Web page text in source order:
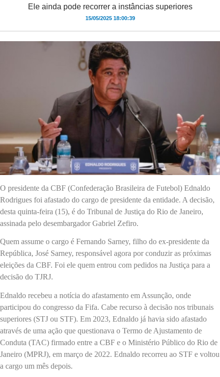
Ele ainda pode recorrer a instâncias superiores
15/05/2025 18:00:39
O presidente da CBF (Confederação Brasileira de Futebol) Ednaldo
Rodrigues foi afastado do cargo de presidente da entidade. A decisão,
desta quinta-feira (15), é do Tribunal de Justiça do Rio de Janeiro,
assinada pelo desembargador Gabriel Zefiro.
Quem assume o cargo é Fernando Sarney, filho do ex-presidente da
República, José Sarney, responsável agora por conduzir as próximas
eleições da CBF. Foi ele quem entrou com pedidos na Justiça para a
decisão do TJRJ.
Ednaldo recebeu a notícia do afastamento em Assunção, onde
participou do congresso da Fifa. Cabe recurso à decisão nos tribunais
superiores (STJ ou STF). Em 2023, Ednaldo já havia sido afastado
através de uma ação que questionava o Termo de Ajustamento de
Conduta (TAC) firmado entre a CBF e o Ministério Público do Rio de
Janeiro (MPRJ), em março de 2022. Ednaldo recorreu ao STF e voltou
a cargo um mês depois.